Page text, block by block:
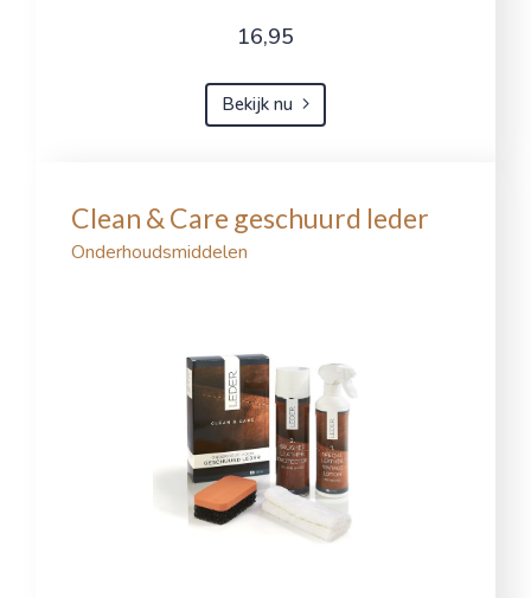
16,95
Bekijk nu
Clean & Care geschuurd leder
Onderhoudsmiddelen